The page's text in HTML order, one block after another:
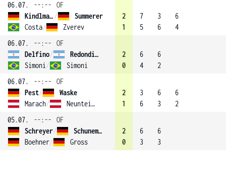
06.07.
--:--
OF
Kindlmann /
Summerer
Costa/ Zverev
2
1
7
5
3
6
6
4
06.07.
--:--
OF
Delfino/
Redondi (3)
Simoni / Simoni
2
0
6
4
6
2
06.07.
--:--
OF
Pest/
Waske
Marach/ Neunteibl (2)
2
1
3
6
6
3
6
2
05.07.
--:--
OF
Schreyer/
Schunemann
Boehner/ Gross
2
0
6
3
6
3